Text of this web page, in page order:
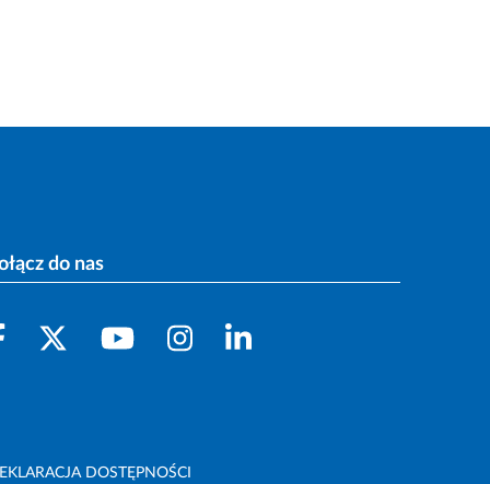
do nas
DOSTĘPNOŚCI